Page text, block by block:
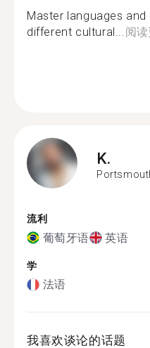
Master languages
different cultural...阅
K.
流利
葡萄牙语 英语
学
法语
我喜欢谈论的话题